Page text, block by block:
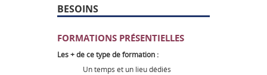
BESOINS
FORMATIONS PRÉSENTIELLES
Les + de ce type de formation :
Un temps et un lieu dédiés